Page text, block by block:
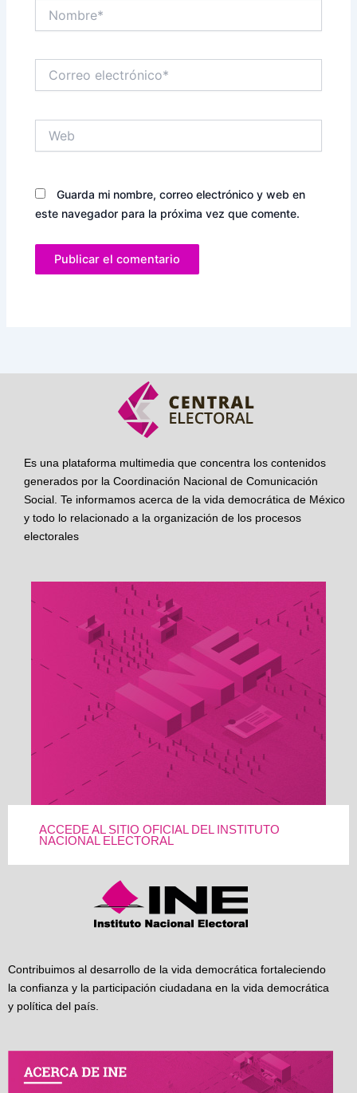
electrónico*
Guarda mi nombre, correo electrónico y web en
este navegador para la próxima vez que comente.
Es una plataforma multimedia que concentra los contenidos
generados por la Coordinación Nacional de Comunicación
Social. Te informamos acerca de la vida democrática de México
y todo lo relacionado a la organización de los procesos
electorales
ACCEDE AL SITIO OFICIAL DEL INSTITUTO
NACIONAL ELECTORAL
Contribuimos al desarrollo de la vida democrática fortaleciendo
la confianza y la participación ciudadana en la vida democrática
y política del país.